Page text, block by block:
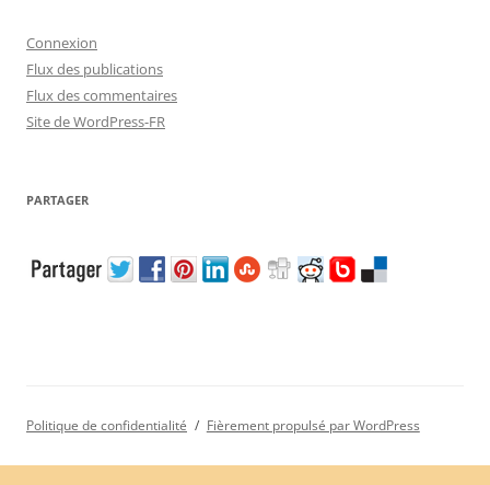
Connexion
Flux des publications
Flux des commentaires
Site de WordPress-FR
PARTAGER
Politique de confidentialité Fièrement propulsé par WordPress